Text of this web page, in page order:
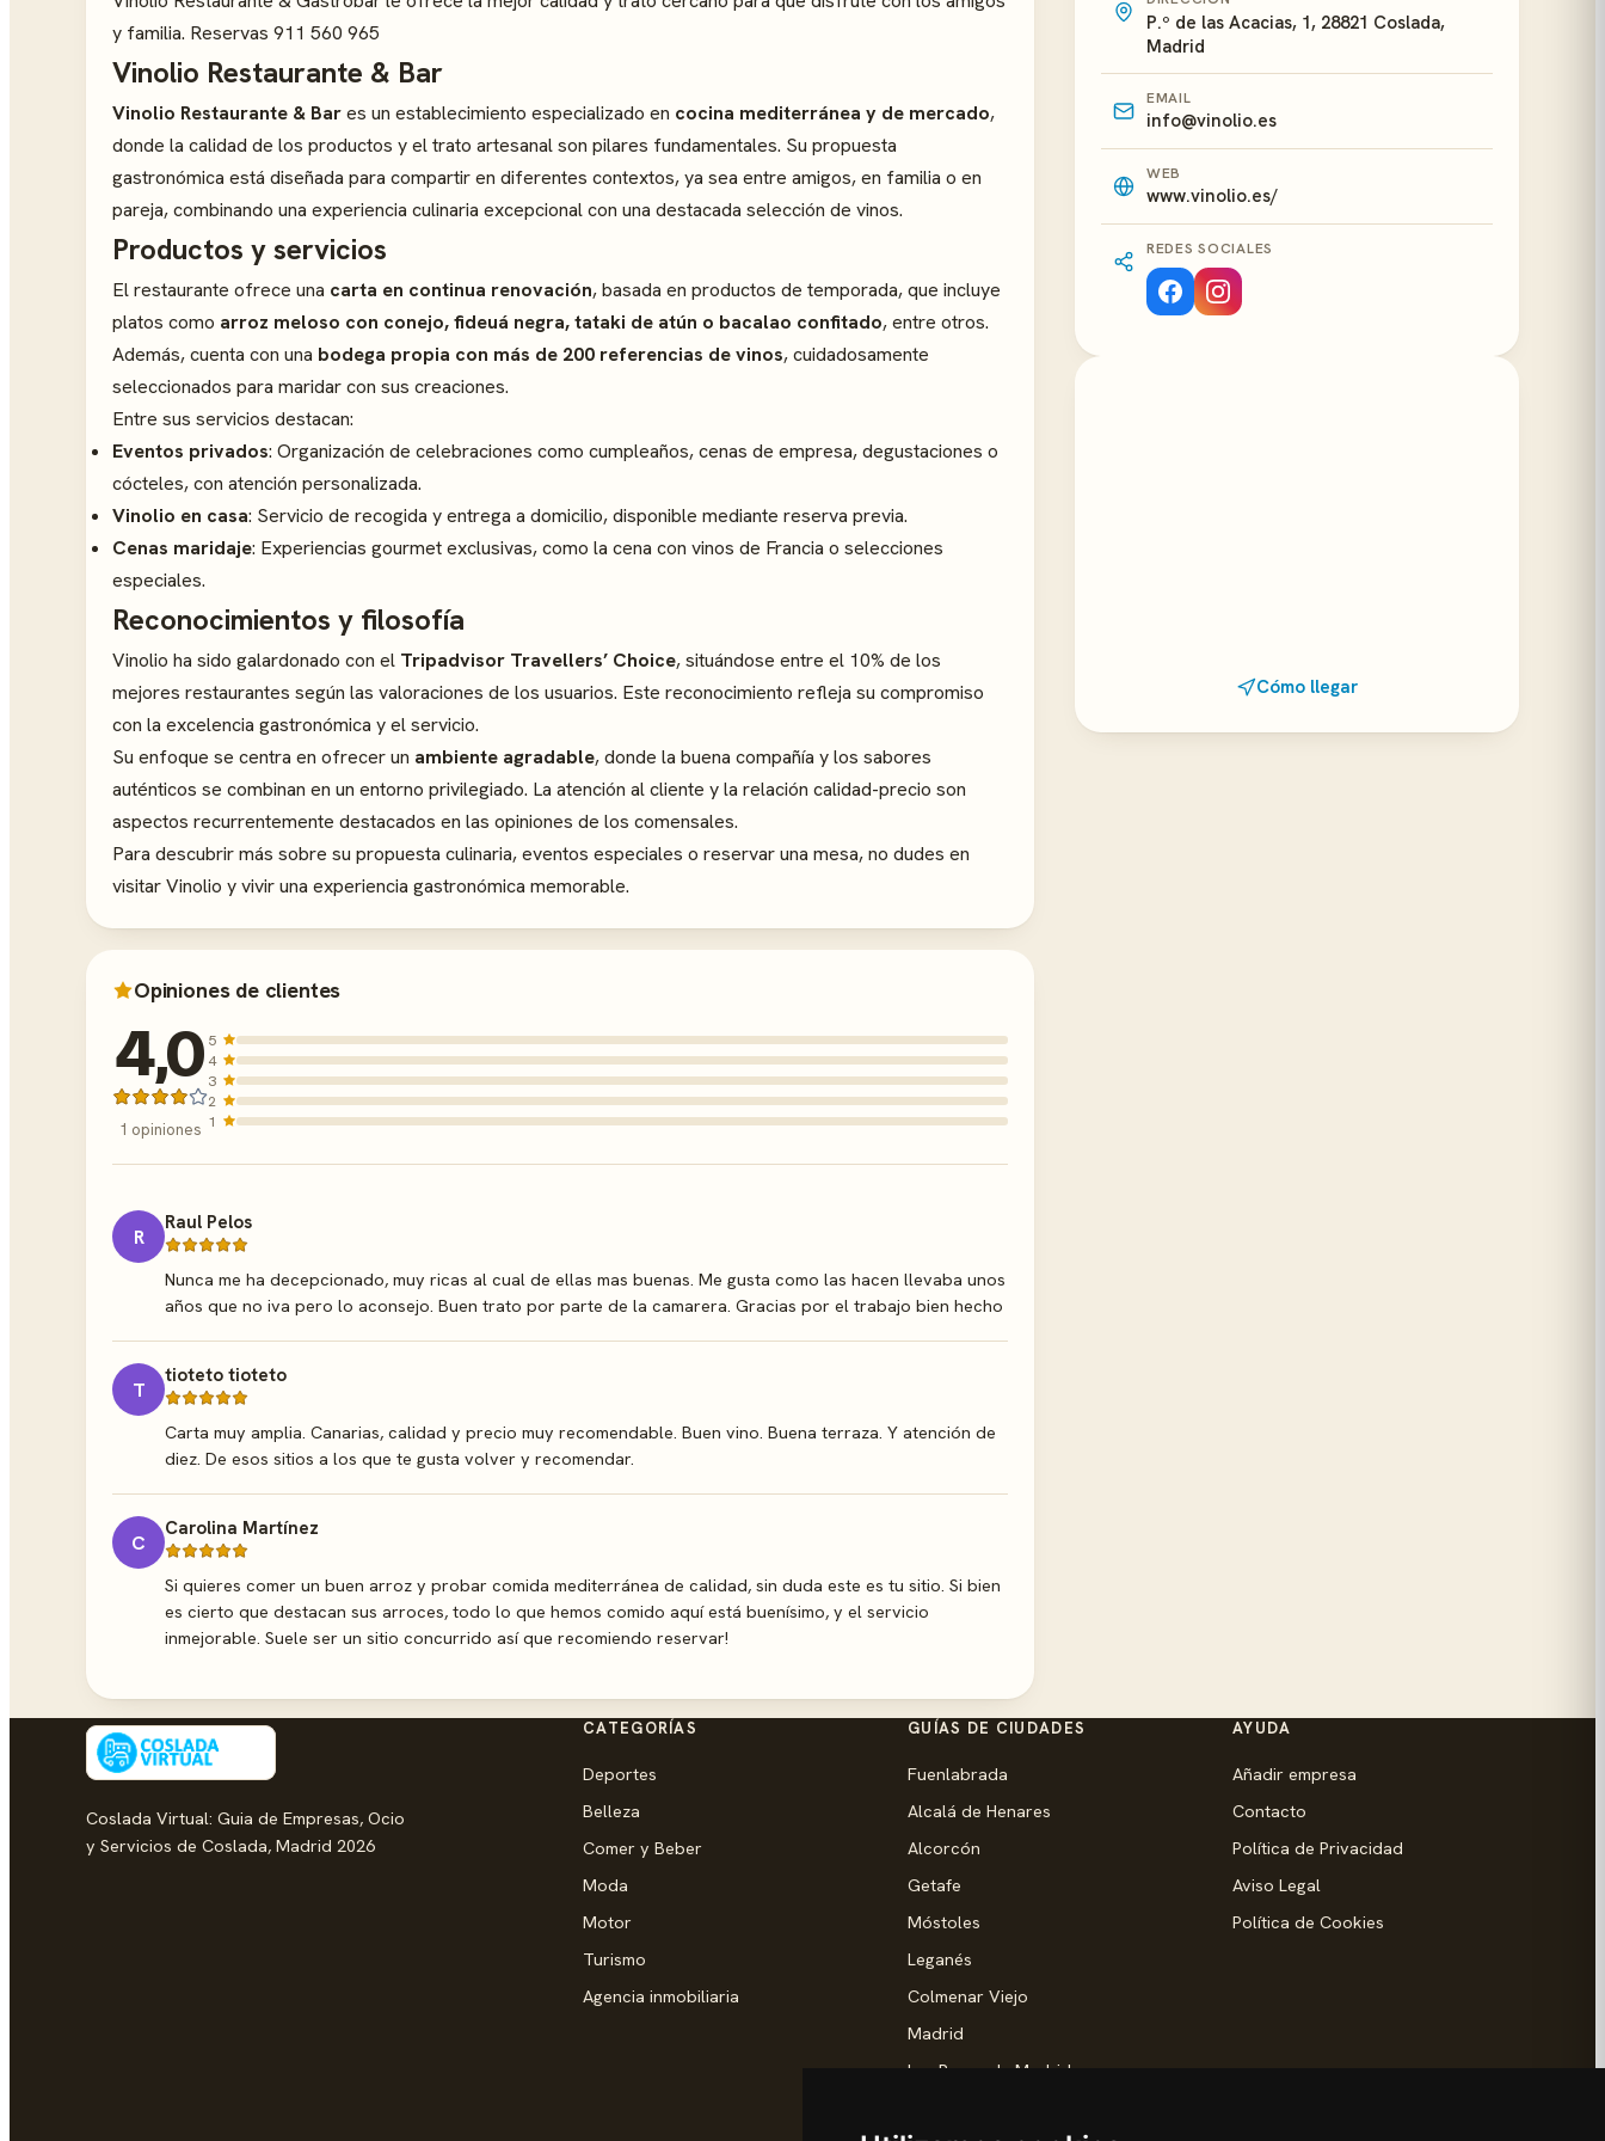
y familia. Reservas 911 560 965
Vinolio Restaurante & Bar
Vinolio Restaurante & Bares un establecimiento especializado en cocina mediterránea y de mercado,
donde la calidad de los productos y el trato artesanal son pilares fundamentales. Su propuesta
gastronómica está diseñada para compartir en diferentes contextos, ya sea entre amigos, en familia o en
pareja, combinando una experiencia culinaria excepcional con una destacada selección de vinos.
Productos y servicios
El restaurante ofrece una carta en continua renovación, basada en productos de temporada, que incluye
platos como arroz meloso con conejo, fideuá negra, tataki de atún o bacalao confitado, entre otros.
Además, cuenta con una bodega propia con más de 200 referencias de vinos, cuidadosamente
seleccionados para maridar con sus creaciones.
Entre sus servicios destacan:
Eventos privados: Organización de celebraciones como cumpleaños, cenas de empresa, degustaciones o
cócteles, con atención personalizada.
Vinolio en casa: Servicio de recogida y entrega a domicilio, disponible mediante reserva previa.
Cenas maridaje: Experiencias gourmet exclusivas, como la cena con vinos de Francia o selecciones
especiales.
Reconocimientos y filosofía
Vinolio ha sido galardonado con el Tripadvisor Travellers’ Choice, situándose entre el 10% de los
mejores restaurantes según las valoraciones de los usuarios. Este reconocimiento refleja su compromiso
con la excelencia gastronómica y el servicio.
Su enfoque se centra en ofrecer un ambiente agradable, donde la buena compañía y los sabores
auténticos se combinan en un entorno privilegiado. La atención al cliente y la relación calidad-precio son
aspectos recurrentemente destacados en las opiniones de los comensales.
Para descubrir más sobre su propuesta culinaria, eventos especiales o reservar una mesa, no dudes en
visitar Vinolio y vivir una experiencia gastronómica memorable.
Opiniones de clientes
4,0
1 opiniones
5
4
3
2
1
R
Raul Pelos
Nunca me ha decepcionado, muy ricas al cual de ellas mas buenas. Me gusta como las hacen llevaba unos
años que no iva pero lo aconsejo. Buen trato por parte de la camarera. Gracias por el trabajo bien hecho
T
tioteto tioteto
Carta muy amplia. Canarias, calidad y precio muy recomendable. Buen vino. Buena terraza. Y atención de
diez. De esos sitios a los que te gusta volver y recomendar.
C
Carolina Martínez
Si quieres comer un buen arroz y probar comida mediterránea de calidad, sin duda este es tu sitio. Si bien
es cierto que destacan sus arroces, todo lo que hemos comido aquí está buenísimo, y el servicio
inmejorable. Suele ser un sitio concurrido así que recomiendo reservar!
P.º de las Acacias, 1, 28821 Coslada,
Madrid
EMAIL
info@vinolio.es
WEB
www.vinolio.es/
REDES SOCIALES
Cómo llegar
Coslada Virtual: Guia de Empresas, Ocio
y Servicios de Coslada, Madrid 2026
CATEGORÍAS
Deportes
Belleza
Comer y Beber
Moda
Motor
Turismo
Agencia inmobiliaria
GUÍAS DE CIUDADES
Fuenlabrada
Alcalá de Henares
Alcorcón
Getafe
Móstoles
Leganés
Colmenar Viejo
Madrid
Las Rozas de Madrid
AYUDA
Añadir empresa
Contacto
Política de Privacidad
Aviso Legal
Política de Cookies